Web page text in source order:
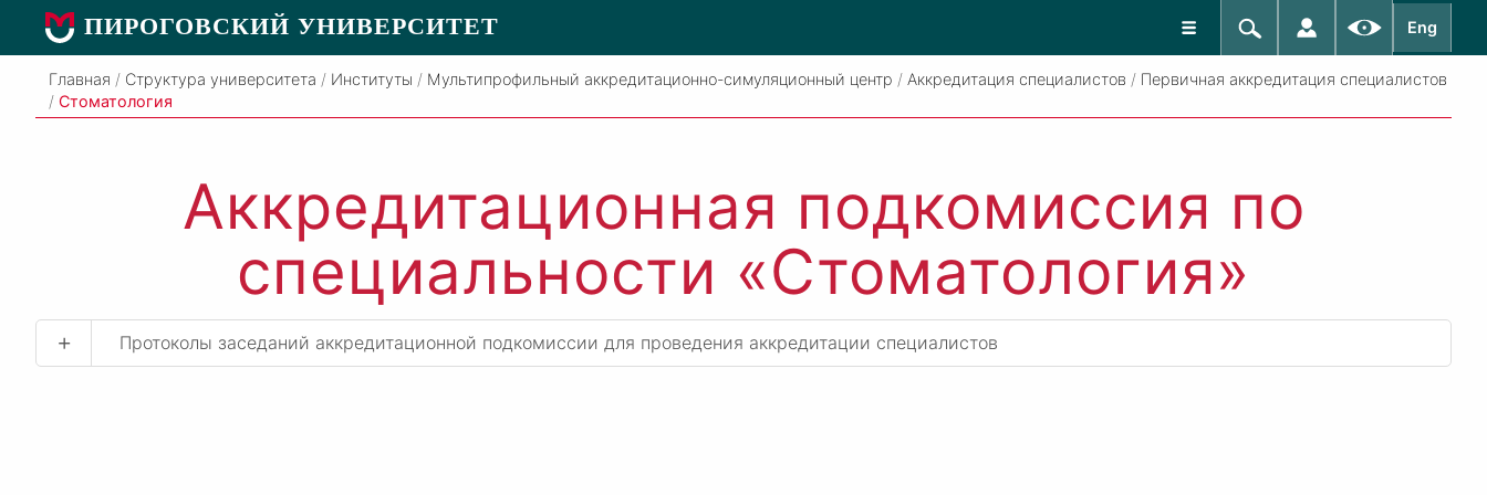
ПИРОГОВСКИЙ УНИВЕРСИТЕТ Eng
Главная / Структура университета / Институты / Мультипрофильный аккредитационно-симуляционный центр / Аккредитация специалистов / Первичная аккредитация специалистов
/ Стоматология
Аккредитационная подкомиссия по
специальности «Стоматология»
+ Протоколы заседаний аккредитационной подкомиссии для проведения аккредитации специалистов